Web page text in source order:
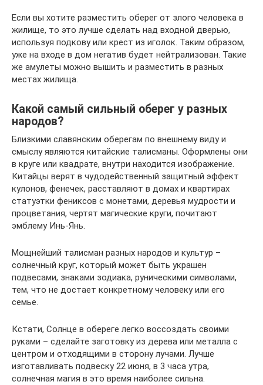
Если вы хотите разместить оберег от злого человека в
жилище, то это лучше сделать над входной дверью,
используя подкову или крест из иголок. Таким образом,
уже на входе в дом негатив будет нейтрализован. Такие
же амулеты можно вышить и разместить в разных
местах жилища.
Какой самый сильный оберег у разных
народов?
Близкими славянским оберегам по внешнему виду и
смыслу являются китайские талисманы. Оформлены они
в круге или квадрате, внутри находится изображение.
Китайцы верят в чудодейственный защитный эффект
кулонов, фенечек, расставляют в домах и квартирах
статуэтки фениксов с монетами, деревья мудрости и
процветания, чертят магические круги, почитают
эмблему Инь-Янь.
Мощнейший талисман разных народов и культур –
солнечный круг, который может быть украшен
подвесами, знаками зодиака, руническими символами,
тем, что не достает конкретному человеку или его
семье.
Кстати, Солнце в обереге легко воссоздать своими
руками – сделайте заготовку из дерева или металла с
центром и отходящими в сторону лучами. Лучше
изготавливать подвеску 22 июня, в 3 часа утра,
солнечная магия в это время наиболее сильна.